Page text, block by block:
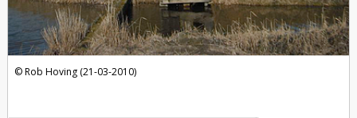
Rob Hoving (21-03-2010)